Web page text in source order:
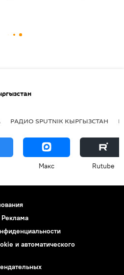
РАДИО SPUTNIK КЫРГЫЗСТАН
Макс Rutube
Реклама
и автоматического